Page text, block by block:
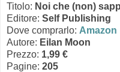
Titolo: Noi che (non)
Editore: Self Publishing
Dove comprarlo: Amazon
Autore: Eilan Moon
Prezzo: 1,99 €
Pagine: 205